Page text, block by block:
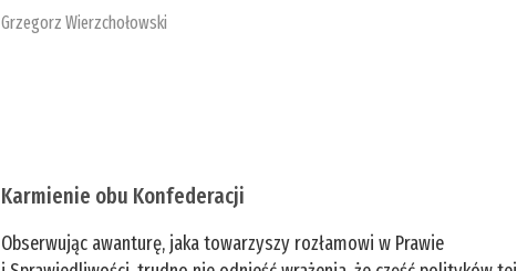
Grzegorz Wierzchołowski
Karmienie obu Konfederacji
Obserwując awanturę, jaka towarzyszy rozłamowi w Prawie